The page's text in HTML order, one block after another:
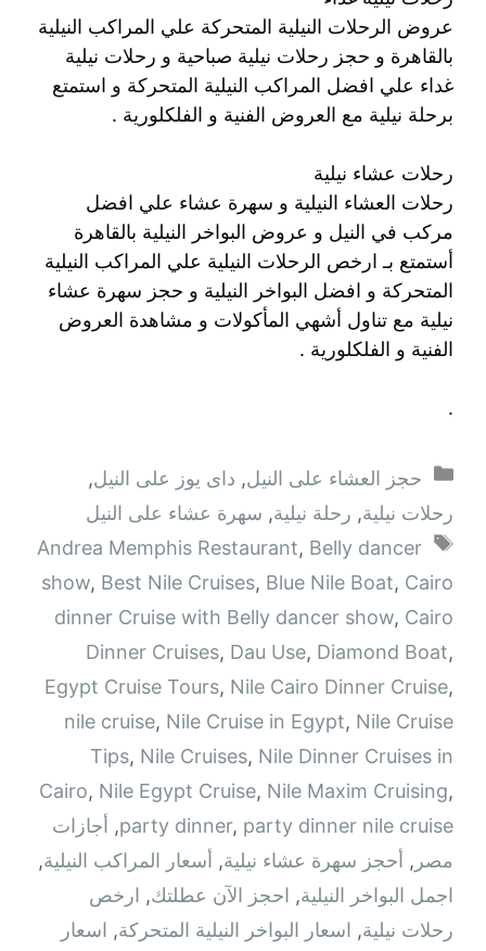
عروض الرحلات النيلية المتحركة علي المراكب النيلية
بالقاهرة و حجز رحلات نيلية صباحية و رحلات نيلية
غداء علي افضل المراكب النيلية المتحركة و استمتع
برحلة نيلية مع العروض الفنية و الفلكلورية .
رحلات عشاء نيلية
رحلات العشاء النيلية و سهرة عشاء علي افضل
مركب في النيل و عروض البواخر النيلية بالقاهرة
أستمتع بـ ارخص الرحلات النيلية علي المراكب النيلية
المتحركة و افضل البواخر النيلية و حجز سهرة عشاء
نيلية مع تناول أشهي المأكولات و مشاهدة العروض
الفنية و الفلكلورية .
.
التصنيفات
حجز العشاء على النيل, داى يوز على النيل,
رحلات نيلية, رحلة نيلية, سهرة عشاء على النيل
الوسوم
Andrea Memphis Restaurant, Belly dancer
show, Best Nile Cruises, Blue Nile Boat, Cairo
dinner Cruise with Belly dancer show, Cairo
Dinner Cruises, Dau Use, Diamond Boat,
Egypt Cruise Tours, Nile Cairo Dinner Cruise,
nile cruise, Nile Cruise in Egypt, Nile Cruise
Tips, Nile Cruises, Nile Dinner Cruises in
Cairo, Nile Egypt Cruise, Nile Maxim Cruising,
party dinner, party dinner nile cruise
, أجازات
مصر , أحجز سهرة عشاء نيلية, أسعار المراكب النيلية,
اجمل البواخر النيلية, احجز الآن عطلتك, ارخص
رحلات نيلية, اسعار البواخر النيلية المتحركة, اسعار